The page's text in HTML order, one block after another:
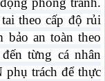
theo cấp độ rủi
bảo an toàn theo
từng cá nhân
trách để thực